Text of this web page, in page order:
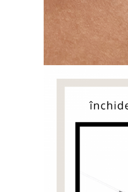
BRĂȚĂRI CU ȘNUR REGLABIL
Brățări din Aur cu șnur reglabil
Brățări din Argint cu șnur reglabil
BRĂȚĂRI CU PIETRE SEMIPREȚIOASE
Brățări din Aur cu pietre
Brățări din Argint cu pietre
Brățări elastice cu pietre